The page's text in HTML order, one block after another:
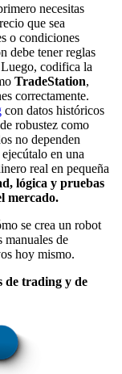
necesitas
que sea
o condiciones
debe tener reglas
codifica la
TradeStation,
correctamente.
con datos históricos
robustez como
no dependen
en una
real en pequeña
lógica y pruebas
mercado.
se crea un robot
manuales de
hoy mismo.
de trading y de